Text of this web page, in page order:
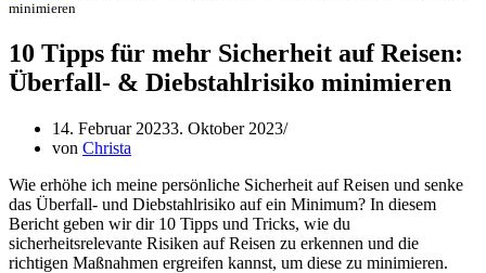
minimieren
10 Tipps für mehr Sicherheit auf Reisen:
Überfall- & Diebstahlrisiko minimieren
14. Februar 20233. Oktober 2023
von Christa
Wie erhöhe ich meine persönliche Sicherheit auf Reisen und senke
das Überfall- und Diebstahlrisiko auf ein Minimum? In diesem
Bericht geben wir dir 10 Tipps und Tricks, wie du
sicherheitsrelevante Risiken auf Reisen zu erkennen und die
richtigen Maßnahmen ergreifen kannst, um diese zu minimieren.